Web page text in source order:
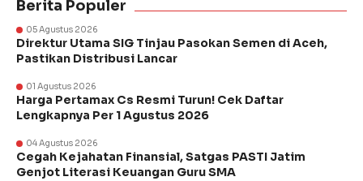
Berita Populer
05 Agustus 2026
Direktur Utama SIG Tinjau Pasokan Semen di Aceh,
Pastikan Distribusi Lancar
01 Agustus 2026
Harga Pertamax Cs Resmi Turun! Cek Daftar
Lengkapnya Per 1 Agustus 2026
04 Agustus 2026
Cegah Kejahatan Finansial, Satgas PASTI Jatim
Genjot Literasi Keuangan Guru SMA